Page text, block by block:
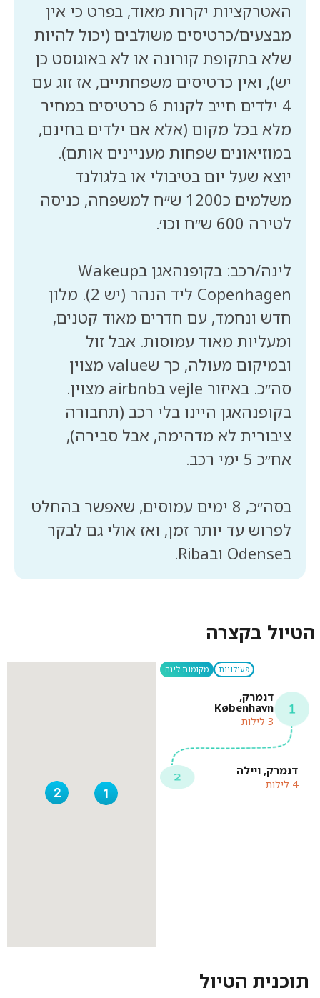
האטרקציות יקרות מאוד, בפרט כי אין
מבצעים/כרטיסים משולבים (יכול להיות
שלא בתקופת קורונה או לא באוגוסט כן
יש), ואין כרטיסים משפחתיים, אז זוג עם
4 ילדים חייב לקנות 6 כרטיסים במחיר
מלא בכל מקום (אלא אם ילדים בחינם,
במוזיאונים שפחות מעניינים אותם).
יוצא שעל יום בטיבולי או בלגולנד
משלמים כ1200 ש״ח למשפחה, כניסה
לינה/רכב: בקופנהאגן בWakeup
Copenhagen ליד הנהר (יש 2). מלון
חדש ונחמד, עם חדרים מאוד קטנים,
ומעליות מאוד עמוסות. אבל זול
ובמיקום מעולה, כך שvalue מצוין
סה״כ. באיזור vejle בairbnb מצוין.
בקופנהאגן היינו בלי רכב (תחבורה
ציבורית לא מדהימה, אבל סבירה),
בסה״כ, 8 ימים עמוסים, שאפשר בהחלט
לפרוש עד יותר זמן, ואז אולי גם לבקר
בOdense ובRiba.
הטיול בקצרה
פעילויות מקומות לינה
דנמרק,
København
3 לילות
דנמרק, ויילה
4 לילות
2 1
תוכנית הטיול